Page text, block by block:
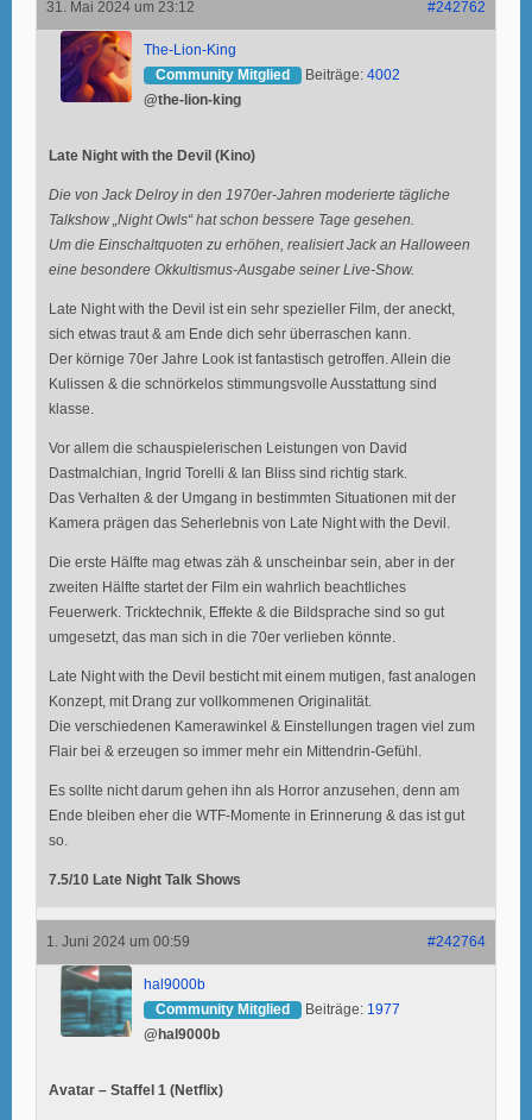
31. Mai 2024 um 23:12 #242762
The-Lion-King
Community Mitglied
Beiträge: 4002
@the-lion-king
Late Night with the Devil (Kino)
Die von Jack Delroy in den 1970er-Jahren moderierte tägliche
Talkshow „Night Owls“ hat schon bessere Tage gesehen.
Um die Einschaltquoten zu erhöhen, realisiert Jack an Halloween
eine besondere Okkultismus-Ausgabe seiner Live-Show.
Late Night with the Devil ist ein sehr spezieller Film, der aneckt,
sich etwas traut & am Ende dich sehr überraschen kann.
Der körnige 70er Jahre Look ist fantastisch getroffen. Allein die
Kulissen & die schnörkelos stimmungsvolle Ausstattung sind
klasse.
Vor allem die schauspielerischen Leistungen von David
Dastmalchian, Ingrid Torelli & Ian Bliss sind richtig stark.
Das Verhalten & der Umgang in bestimmten Situationen mit der
Kamera prägen das Seherlebnis von Late Night with the Devil.
Die erste Hälfte mag etwas zäh & unscheinbar sein, aber in der
zweiten Hälfte startet der Film ein wahrlich beachtliches
Feuerwerk. Tricktechnik, Effekte & die Bildsprache sind so gut
umgesetzt, das man sich in die 70er verlieben könnte.
Late Night with the Devil besticht mit einem mutigen, fast analogen
Konzept, mit Drang zur vollkommenen Originalität.
Die verschiedenen Kamerawinkel & Einstellungen tragen viel zum
Flair bei & erzeugen so immer mehr ein Mittendrin-Gefühl.
Es sollte nicht darum gehen ihn als Horror anzusehen, denn am
Ende bleiben eher die WTF-Momente in Erinnerung & das ist gut
so.
7.5/10 Late Night Talk Shows
1. Juni 2024 um 00:59 #242764
hal9000b
Community Mitglied
Beiträge: 1977
@hal9000b
Avatar – Staffel 1 (Netflix)